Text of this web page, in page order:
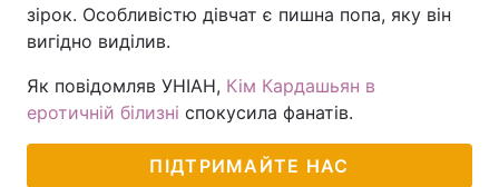
зірок. Особливістю дівчат є пишна попа, яку він
вигідно виділив.
Як повідомляв УНІАН, Кім Кардашьян в
еротичній білизні спокусила фанатів.
ПІДТРИМАЙТЕ НАС